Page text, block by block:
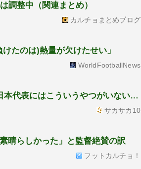
調整中（関連まとめ）
カルチョまとめブログ
たのは)熱量が欠けたせい」
WorldFootballNews
本代表にはこういうやつがいない…
サカサカ10
晴らしかった」と監督絶賛の訳
フットカルチョ！